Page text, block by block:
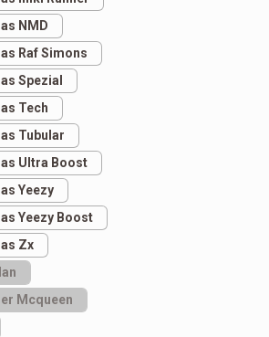
NMD
Raf Simons
Spezial
Tech
Tubular
Ultra Boost
Yeezy
Yeezy Boost
Zx
Mcqueen